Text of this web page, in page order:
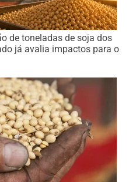
de toneladas de soja dos
já avalia impactos para o